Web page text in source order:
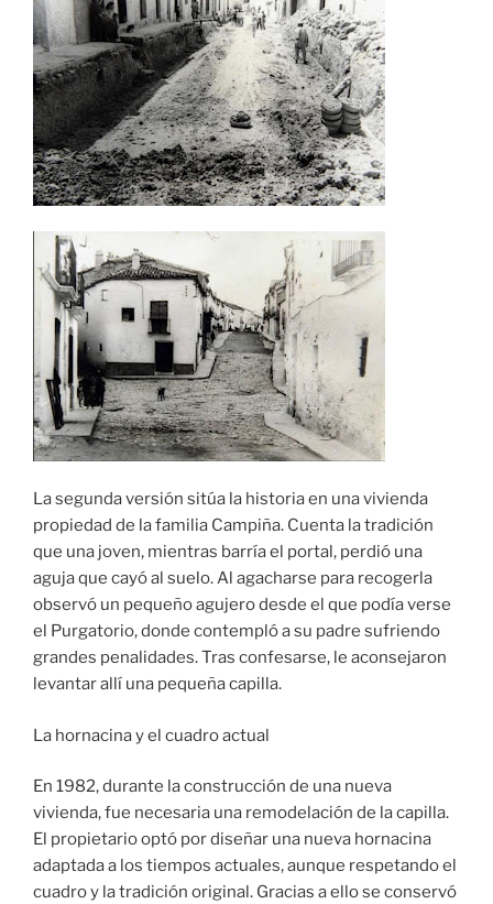
La segunda versión sitúa la historia en una vivienda
propiedad de la familia Campiña. Cuenta la tradición
que una joven, mientras barría el portal, perdió una
aguja que cayó al suelo. Al agacharse para recogerla
observó un pequeño agujero desde el que podía verse
el Purgatorio, donde contempló a su padre sufriendo
grandes penalidades. Tras confesarse, le aconsejaron
levantar allí una pequeña capilla.
La hornacina y el cuadro actual
En 1982, durante la construcción de una nueva
vivienda, fue necesaria una remodelación de la capilla.
El propietario optó por diseñar una nueva hornacina
adaptada a los tiempos actuales, aunque respetando el
cuadro y la tradición original. Gracias a ello se conservó